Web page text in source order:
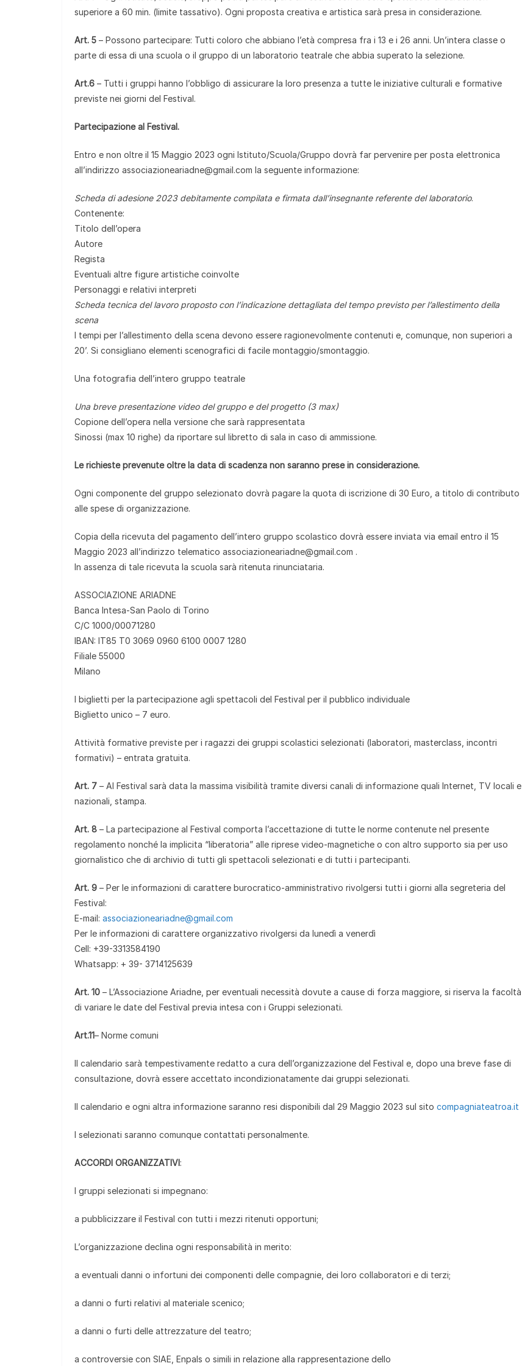
superiore a 60 min. (limite tassativo). Ogni proposta creativa e artistica sarà presa in considerazione.
Art. 5 – Possono partecipare: Tutti coloro che abbiano l’età compresa fra i 13 e i 26 anni. Un’intera classe o
parte di essa di una scuola o il gruppo di un laboratorio teatrale che abbia superato la selezione.
Art.6 – Tutti i gruppi hanno l’obbligo di assicurare la loro presenza a tutte le iniziative culturali e formative
previste nei giorni del Festival.
Partecipazione al Festival.
Entro e non oltre il 15 Maggio 2023 ogni Istituto/Scuola/Gruppo dovrà far pervenire per posta elettronica
all’indirizzo associazioneariadne@gmail.com la seguente informazione:
Scheda di adesione 2023 debitamente compilata e firmata dall’insegnante referente del laboratorio.
Contenente:
Titolo dell’opera
Autore
Regista
Eventuali altre figure artistiche coinvolte
Personaggi e relativi interpreti
Scheda tecnica del lavoro proposto con l’indicazione dettagliata del tempo previsto per l’allestimento della
scena
I tempi per l’allestimento della scena devono essere ragionevolmente contenuti e, comunque, non superiori a
20’. Si consigliano elementi scenografici di facile montaggio/smontaggio.
Una fotografia dell’intero gruppo teatrale
Una breve presentazione video del gruppo e del progetto (3 max)
Copione dell’opera nella versione che sarà rappresentata
Sinossi (max 10 righe) da riportare sul libretto di sala in caso di ammissione.
Le richieste prevenute oltre la data di scadenza non saranno prese in considerazione.
Ogni componente del gruppo selezionato dovrà pagare la quota di iscrizione di 30 Euro, a titolo di contributo
alle spese di organizzazione.
Copia della ricevuta del pagamento dell’intero gruppo scolastico dovrà essere inviata via email entro il 15
Maggio 2023 all’indirizzo telematico associazioneariadne@gmail.com .
In assenza di tale ricevuta la scuola sarà ritenuta rinunciataria.
ASSOCIAZIONE ARIADNE
Banca Intesa-San Paolo di Torino
C/C 1000/00071280
IBAN: IT85 T0 3069 0960 6100 0007 1280
Filiale 55000
Milano
I biglietti per la partecipazione agli spettacoli del Festival per il pubblico individuale
Biglietto unico – 7 euro.
Attività formative previste per i ragazzi dei gruppi scolastici selezionati (laboratori, masterclass, incontri
formativi) – entrata gratuita.
Art. 7 – Al Festival sarà data la massima visibilità tramite diversi canali di informazione quali Internet, TV locali e
nazionali, stampa.
Art. 8 – La partecipazione al Festival comporta l’accettazione di tutte le norme contenute nel presente
regolamento nonché la implicita “liberatoria” alle riprese video-magnetiche o con altro supporto sia per uso
giornalistico che di archivio di tutti gli spettacoli selezionati e di tutti i partecipanti.
Art. 9 – Per le informazioni di carattere burocratico-amministrativo rivolgersi tutti i giorni alla segreteria del
Festival:
E-mail: associazioneariadne@gmail.com
Per le informazioni di carattere organizzativo rivolgersi da lunedì a venerdì
Cell: +39-3313584190
Whatsapp: + 39- 3714125639
Art. 10 – L’Associazione Ariadne, per eventuali necessità dovute a cause di forza maggiore, si riserva la facoltà
di variare le date del Festival previa intesa con i Gruppi selezionati.
Art.11– Norme comuni
Il calendario sarà tempestivamente redatto a cura dell’organizzazione del Festival e, dopo una breve fase di
consultazione, dovrà essere accettato incondizionatamente dai gruppi selezionati.
Il calendario e ogni altra informazione saranno resi disponibili dal 29 Maggio 2023 sul sito compagniateatroa.it
I selezionati saranno comunque contattati personalmente.
ACCORDI ORGANIZZATIVI:
I gruppi selezionati si impegnano:
a pubblicizzare il Festival con tutti i mezzi ritenuti opportuni;
L’organizzazione declina ogni responsabilità in merito:
a eventuali danni o infortuni dei componenti delle compagnie, dei loro collaboratori e di terzi;
a danni o furti relativi al materiale scenico;
a danni o furti delle attrezzature del teatro;
a controversie con SIAE, Enpals o simili in relazione alla rappresentazione dello